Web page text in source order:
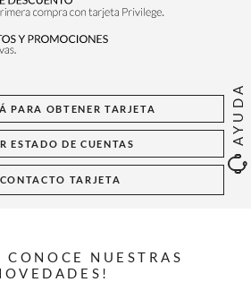
AYUDA
PARA OBTENER TARJETA
ESTADO DE CUENTAS
CONTACTO TARJETA
CONOCE NUESTRAS